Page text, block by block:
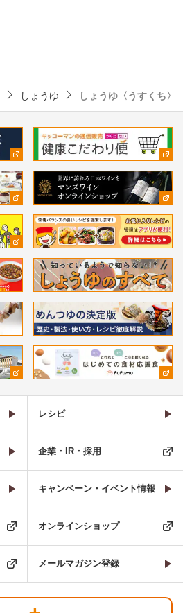
しょうゆ しょうゆ〈うすくち〉
レシピ
企業・IR・採用
キャンペーン・イベント情報
オンラインショップ
メールマガジン登録